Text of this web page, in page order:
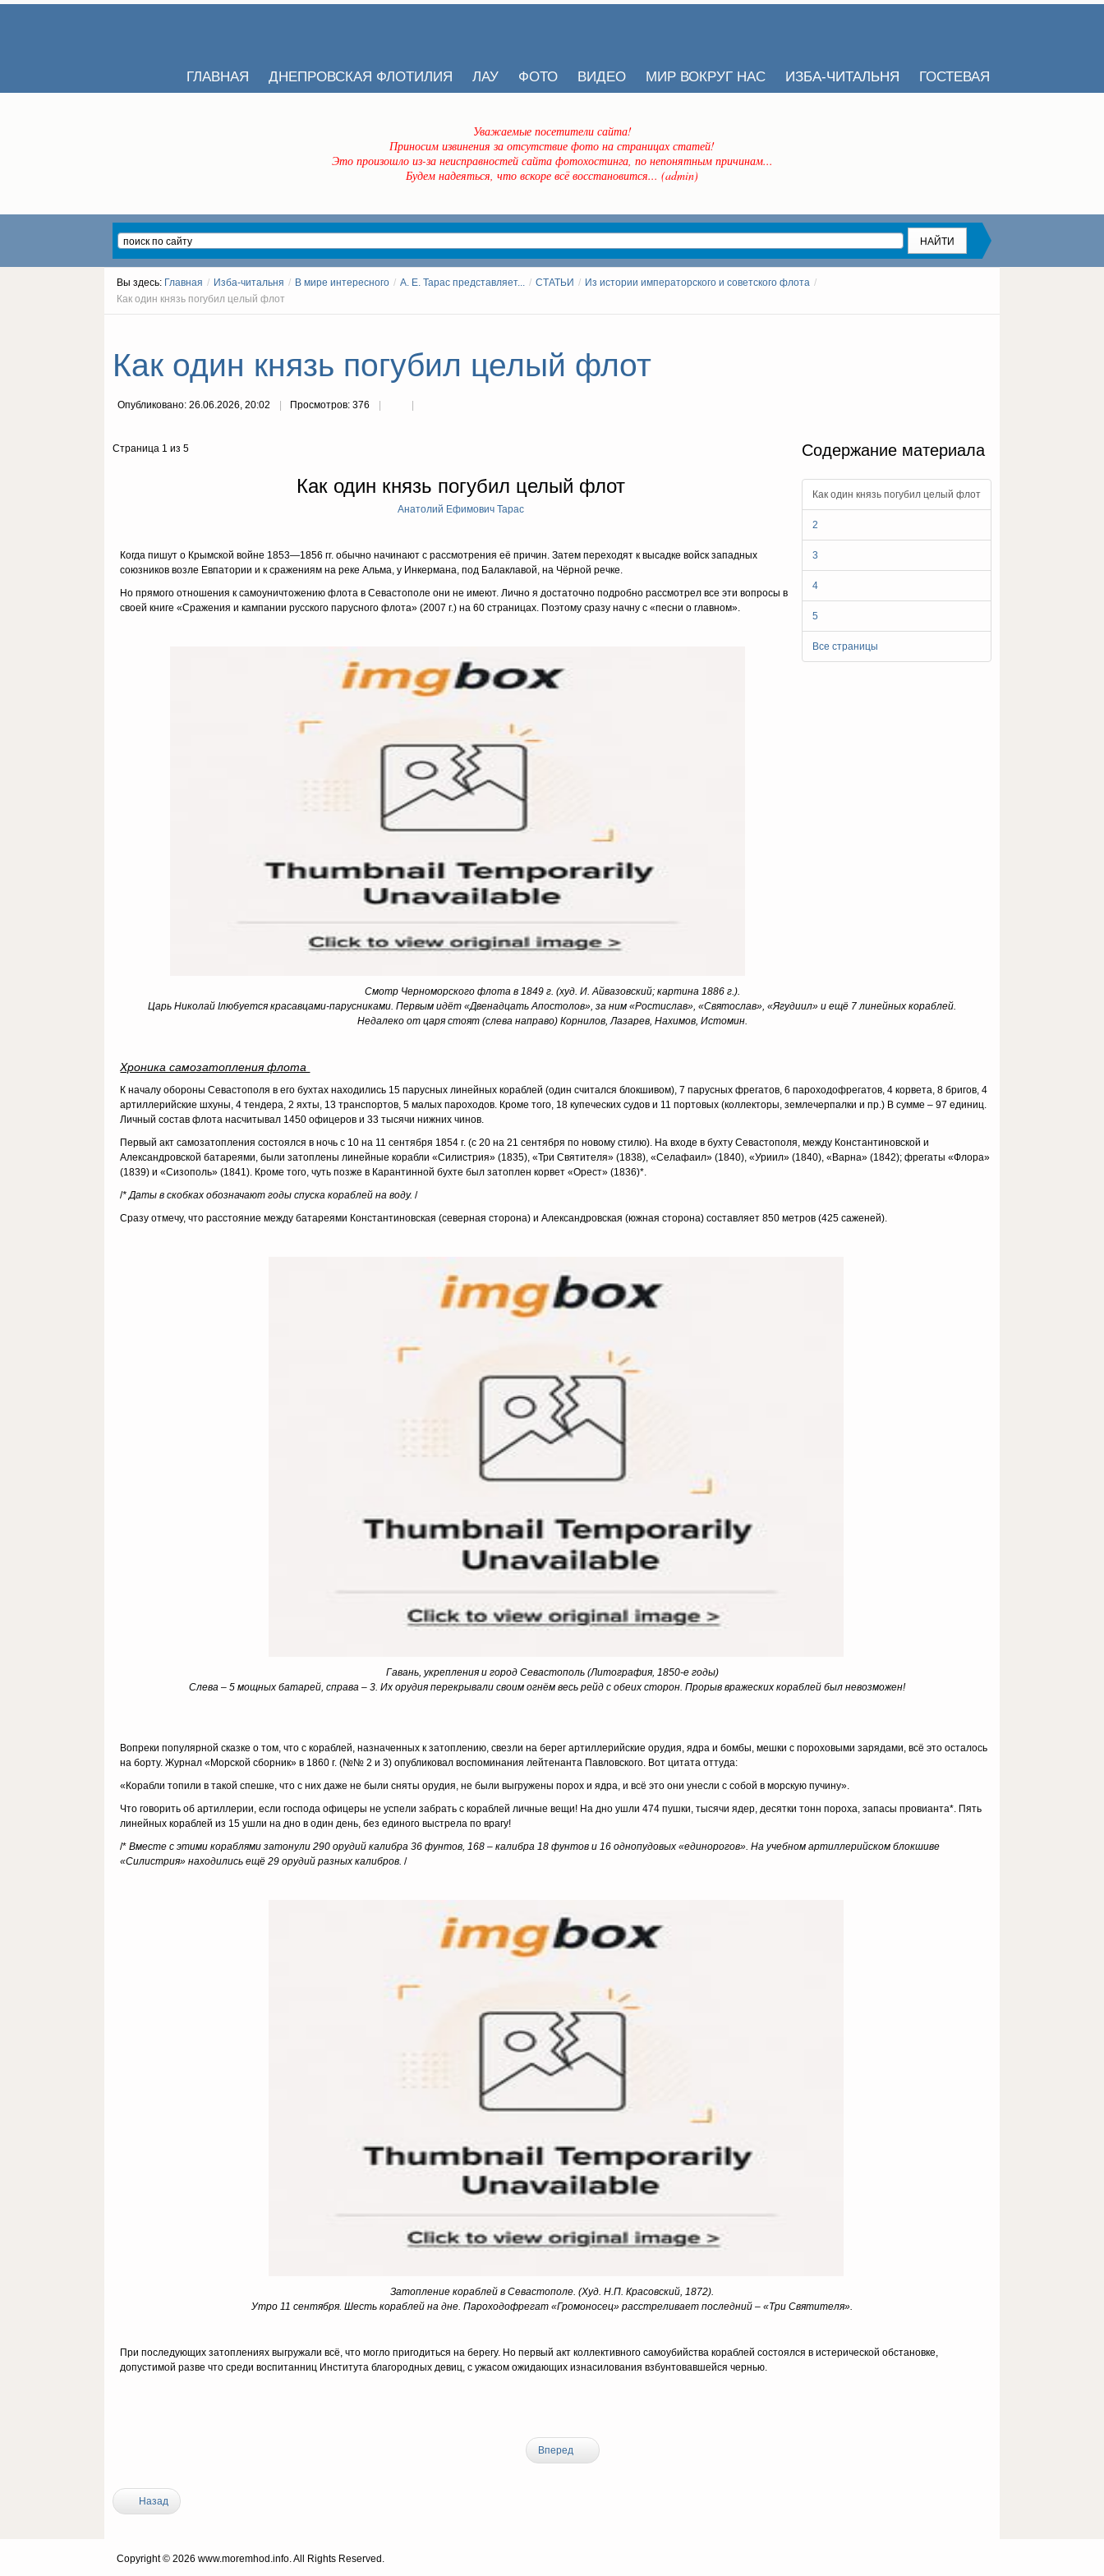
ГЛАВНАЯ ДНЕПРОВСКАЯ ФЛОТИЛИЯ ЛАУ ФОТО ВИДЕО МИР ВОКРУГ НАС ИЗБА-ЧИТАЛЬНЯ ГОСТЕВАЯ
Уважаемые посетители сайта!
Приносим извинения за отсутствие фото на страницах статей!
Это произошло из-за неисправностей сайта фотохостинга, по непонятным причинам...
Будем надеяться, что вскоре всё восстановится... (admin)
Вы здесь: Главная / Изба-читальня / В мире интересного / А. Е. Тарас представляет... / СТАТЬИ / Из истории императорского и советского флота /
Как один князь погубил целый флот
Как один князь погубил целый флот
Опубликовано: 26.06.2026, 20:02 Просмотров: 376
Содержание материала
Как один князь погубил целый флот
2
3
4
5
Все страницы
Страница 1 из 5
Как один князь погубил целый флот
Анатолий Ефимович Тарас
Когда пишут о Крымской войне 1853—1856 гг. обычно начинают с рассмотрения её причин. Затем переходят к высадке войск западных
союзников возле Евпатории и к сражениям на реке Альма, у Инкермана, под Балаклавой, на Чёрной речке.
Но прямого отношения к самоуничтожению флота в Севастополе они не имеют. Лично я достаточно подробно рассмотрел все эти вопросы в
своей книге «Сражения и кампании русского парусного флота» (2007 г.) на 60 страницах. Поэтому сразу начну с «песни о главном».
Смотр Черноморского флота в 1849 г. (худ. И. Айвазовский; картина 1886 г.).
Царь Николай Iлюбуется красавцами-парусниками. Первым идёт «Двенадцать Апостолов», за ним «Ростислав», «Святослав», «Ягудиил» и ещё 7 линейных кораблей.
Недалеко от царя стоят (слева направо) Корнилов, Лазарев, Нахимов, Истомин.
Хроника самозатопления флота
К началу обороны Севастополя в его бухтах находились 15 парусных линейных кораблей (один считался блокшивом), 7 парусных фрегатов, 6 пароходофрегатов, 4 корвета, 8 бригов, 4
артиллерийские шхуны, 4 тендера, 2 яхты, 13 транспортов, 5 малых пароходов. Кроме того, 18 купеческих судов и 11 портовых (коллекторы, землечерпалки и пр.) В сумме – 97 единиц.
Личный состав флота насчитывал 1450 офицеров и 33 тысячи нижних чинов.
Первый акт самозатопления состоялся в ночь с 10 на 11 сентября 1854 г. (с 20 на 21 сентября по новому стилю). На входе в бухту Севастополя, между Константиновской и
Александровской батареями, были затоплены линейные корабли «Силистрия» (1835), «Три Святителя» (1838), «Селафаил» (1840), «Уриил» (1840), «Варна» (1842); фрегаты «Флора»
(1839) и «Сизополь» (1841). Кроме того, чуть позже в Карантинной бухте был затоплен корвет «Орест» (1836)*.
/* Даты в скобках обозначают годы спуска кораблей на воду./
Сразу отмечу, что расстояние между батареями Константиновская (северная сторона) и Александровская (южная сторона) составляет 850 метров (425 саженей).
Гавань, укрепления и город Севастополь (Литография, 1850-е годы)
Слева – 5 мощных батарей, справа – 3. Их орудия перекрывали своим огнём весь рейд с обеих сторон. Прорыв вражеских кораблей был невозможен!
Вопреки популярной сказке о том, что с кораблей, назначенных к затоплению, свезли на берег артиллерийские орудия, ядра и бомбы, мешки с пороховыми зарядами, всё это осталось
на борту. Журнал «Морской сборник» в 1860 г. (№№ 2 и 3) опубликовал воспоминания лейтенанта Павловского. Вот цитата оттуда:
«Корабли топили в такой спешке, что с них даже не были сняты орудия, не были выгружены порох и ядра, и всё это они унесли с собой в морскую пучину».
Что говорить об артиллерии, если господа офицеры не успели забрать с кораблей личные вещи! На дно ушли 474 пушки, тысячи ядер, десятки тонн пороха, запасы провианта*. Пять
линейных кораблей из 15 ушли на дно в один день, без единого выстрела по врагу!
/* Вместе с этими кораблями затонули 290 орудий калибра 36 фунтов, 168 – калибра 18 фунтов и 16 однопудовых «единорогов». На учебном артиллерийском блокшиве
«Силистрия» находились ещё 29 орудий разных калибров. /
Затопление кораблей в Севастополе. (Худ. Н.П. Красовский, 1872).
Утро 11 сентября. Шесть кораблей на дне. Пароходофрегат «Громоносец» расстреливает последний – «Три Святителя».
При последующих затоплениях выгружали всё, что могло пригодиться на берегу. Но первый акт коллективного самоубийства кораблей состоялся в истерической обстановке,
допустимой разве что среди воспитанниц Института благородных девиц, с ужасом ожидающих изнасилования взбунтовавшейся чернью.
Вперед
Назад
Copyright © 2026 www.moremhod.info. All Rights Reserved.